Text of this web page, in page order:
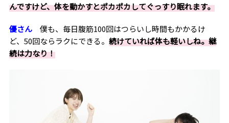
んですけど、体を動かすとポカポカしてぐっすり眠れます。
優さん僕も、毎日腹筋100回はつらいし時間もかかるけ
ど、 50回ならラクにできる。 続けていれば体も軽いしね。継
続は力なり！